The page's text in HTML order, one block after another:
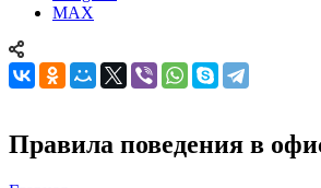
MAX
Правила поведения в